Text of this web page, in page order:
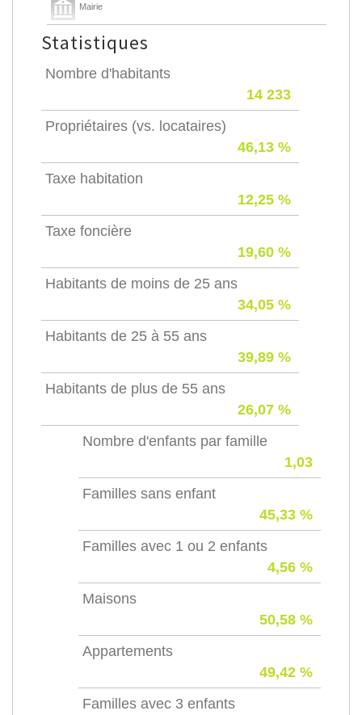
Mairie
Statistiques
Nombre d'habitants
14 233
Propriétaires (vs. locataires)
46,13 %
Taxe habitation
12,25 %
Taxe foncière
19,60 %
Habitants de moins de 25 ans
34,05 %
Habitants de 25 à 55 ans
39,89 %
Habitants de plus de 55 ans
26,07 %
Nombre d'enfants par famille
1,03
Familles sans enfant
45,33 %
Familles avec 1 ou 2 enfants
4,56 %
Maisons
50,58 %
Appartements
49,42 %
Familles avec 3 enfants